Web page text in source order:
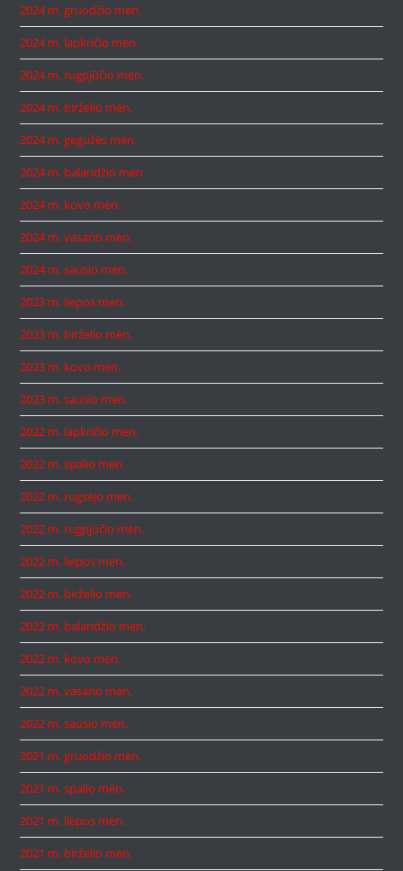
2024 m. gruodžio mėn.
2024 m. lapkričio mėn.
2024 m. rugpjūčio mėn.
2024 m. birželio mėn.
2024 m. gegužės mėn.
2024 m. balandžio mėn.
2024 m. kovo mėn.
2024 m. vasario mėn.
2024 m. sausio mėn.
2023 m. liepos mėn.
2023 m. birželio mėn.
2023 m. kovo mėn.
2023 m. sausio mėn.
2022 m. lapkričio mėn.
2022 m. spalio mėn.
2022 m. rugsėjo mėn.
2022 m. rugpjūčio mėn.
2022 m. liepos mėn.
2022 m. birželio mėn.
2022 m. balandžio mėn.
2022 m. kovo mėn.
2022 m. vasario mėn.
2022 m. sausio mėn.
2021 m. gruodžio mėn.
2021 m. spalio mėn.
2021 m. liepos mėn.
2021 m. birželio mėn.